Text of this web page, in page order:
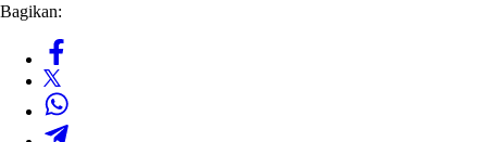
Bagikan: